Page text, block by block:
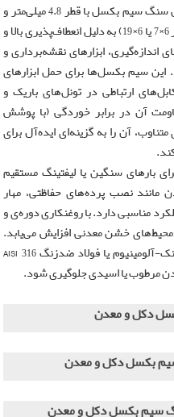
در معادن سنگ سیم بکسل با قطر 4.8 میلی‌متر و
گرید مقاومتی 1770 N/mm² (معمولاً با ساختار 6×7 یا 6×19) به دلیل انعطاف‌پذیری بالا و
ابزارهای نقشه‌برداری و
این سیم‌ بکسل‌ها برای حمل ابزارهای
ارتباطی در تونل‌های باریک و
آن در برابر خوردگی (با پوشش
آن را به گزینه‌ای ایده‌آل برای
بارهای سنگین یا لیفتینگ مستقیم
مانند نصب پرده‌های حفاظتی، مهار
مناسبی دارد. با روغنکاری دوره‌ی و
خشن معدنی افزایش می‌یابد.
برای پروژه‌های حساس، انواع با پوشش زینک-آلومینیوم یا فولاد ضدزنگ AISI 316
مرطوب یا اسیدی جلوگیری شود.
دکل و معدن
بکسل دکل و معدن
سیم بکسل دکل و معدن